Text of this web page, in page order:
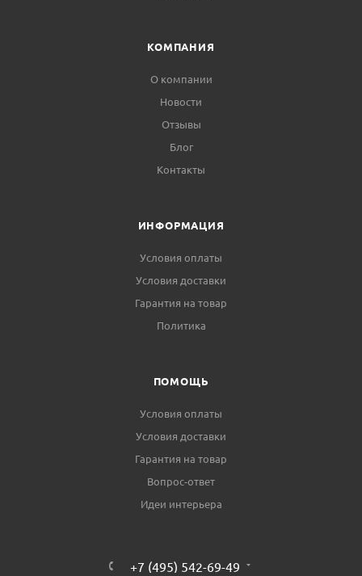
КОМПАНИЯ
О компании
Новости
Отзывы
Блог
Контакты
ИНФОРМАЦИЯ
Условия оплаты
Условия доставки
Гарантия на товар
Политика
ПОМОЩЬ
Условия оплаты
Условия доставки
Гарантия на товар
Вопрос-ответ
Идеи интерьера
+7 (495) 542-69-49